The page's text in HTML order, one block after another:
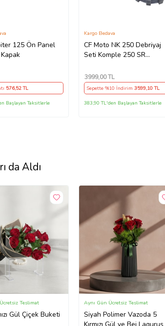
125 Ön Panel
576,52 TL
Başlayan Taksitlerle
CF Moto NK 250 Debriyaj
Seti Komple 250 SR
7Li Hepsi İnce(2018-
22)Arasmto (Siyah)
Kargo Bedava
3999,00 TL
Sepette %10 İndirim3599,10 TL
383,90 TL'den Başlayan Taksitlerle
da Aldı
Gül Çiçek Buketi
Teslimat
Siyah Polimer Vazoda 5
Aynı Gün Ücretsiz Teslimat